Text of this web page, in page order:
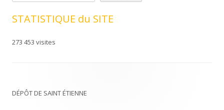
STATISTIQUE du SITE
273 453 visites
DÉPÔT DE SAINT ÉTIENNE